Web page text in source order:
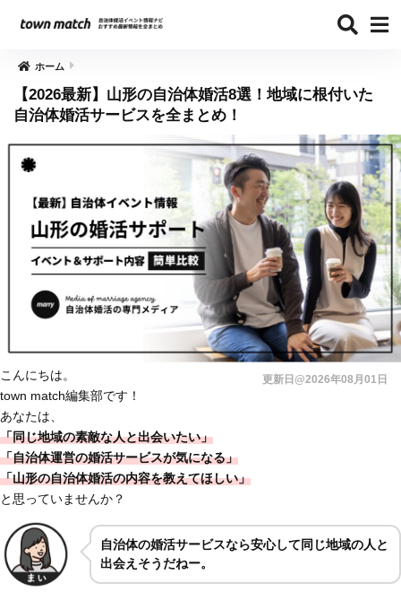
ホーム
【2026最新】山形の自治体婚活8選！地域に根付いた
自治体婚活サービスを全まとめ！
更新日@2026年08月01日
こんにちは。
town match編集部です！
あなたは、
「同じ地域の素敵な人と出会いたい」
「自治体運営の婚活サービスが気になる」
「山形の自治体婚活の内容を教えてほしい」
と思っていませんか？
自治体の婚活サービスなら安心して同じ地域の人と
出会えそうだねー。